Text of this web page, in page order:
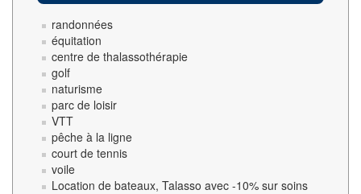
randonnées
équitation
centre de thalassothérapie
golf
naturisme
parc de loisir
VTT
pêche à la ligne
court de tennis
voile
Location de bateaux, Talasso avec -10% sur soins